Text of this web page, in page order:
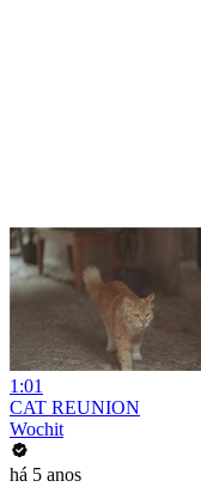
1:01
CAT REUNION
Wochit
há 5 anos